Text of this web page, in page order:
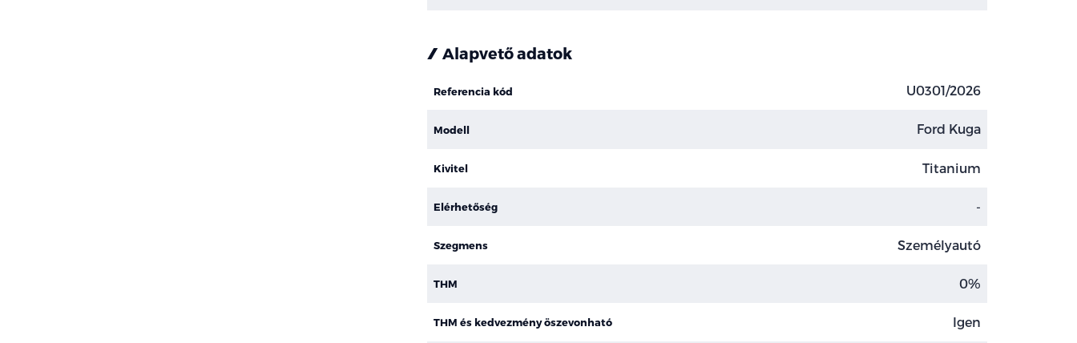
Alapvető adatok
Referencia kód U0301/2026
Modell Ford Kuga
Kivitel Titanium
Elérhetőség -
Szegmens Személyautó
THM 0%
THM és kedvezmény öszevonható Igen